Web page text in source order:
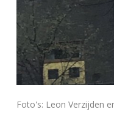
Foto's: Leon Verzijden